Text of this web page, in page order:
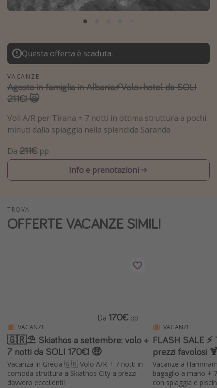
Grecia
Egitto
Tunisia
Malta
Canarie
Capo Verde
Tipo di vacanza
Vacanze last minute
Vacanze all inclusive
Vacanze estate 2026
Last minute capodanno
Vacanze con bambini
Calendario di viaggio
Festività del 2026
Città più visitate
Questa offerta è scaduta.
VACANZE
Agosto in famiglia in Albania⚡️Volo+hotel da SOLI
211€! 🙀
Voli A/R per Tirana + 7 notti in ottima struttura a pochi
minuti dalla spiaggia nella splendida Saranda
Da 211€ pp
Info e prenotazioni
TROVA
OFFERTE VACANZE SIMILI
VACANZE
🇬🇷⛱️ Skiathos a settembre: volo +
7 notti da SOLI 170€! 🤑
Vacanza in Grecia 🇬🇷 Volo A/R + 7 notti in
comoda struttura a Skiathos City a prezzi
davvero eccellenti!
Da 170€ pp
VACANZE
FLASH SALE
prezzi favolosi
Vacanze a
bagaglio a mano +
con spiaggia e